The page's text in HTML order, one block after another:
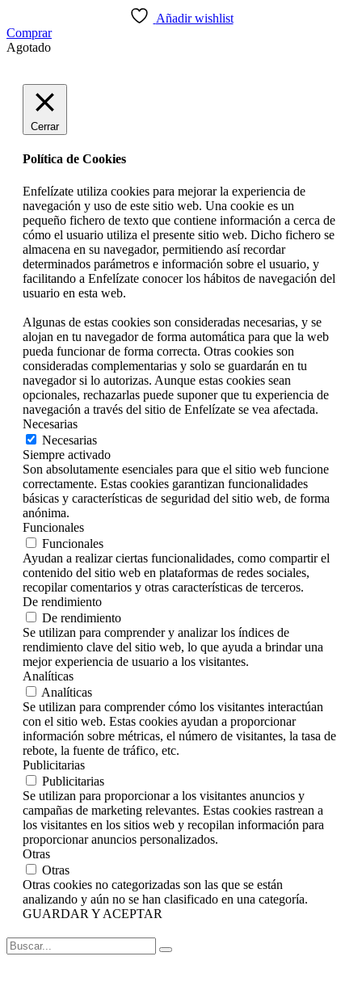
Añadir wishlist
Comprar
Agotado
Cerrar
Política de Cookies
Enfelízate utiliza cookies para mejorar la experiencia de
navegación y uso de este sitio web. Una cookie es un
pequeño fichero de texto que contiene información a cerca de
cómo el usuario utiliza el presente sitio web. Dicho fichero se
almacena en su navegador, permitiendo así recordar
determinados parámetros e información sobre el usuario, y
facilitando a Enfelízate conocer los hábitos de navegación del
usuario en esta web.
Algunas de estas cookies son consideradas necesarias, y se
alojan en tu navegador de forma automática para que la web
pueda funcionar de forma correcta. Otras cookies son
consideradas complementarias y solo se guardarán en tu
navegador si lo autorizas. Aunque estas cookies sean
opcionales, rechazarlas puede suponer que tu experiencia de
navegación a través del sitio de Enfelízate se vea afectada.
Necesarias
Necesarias
Siempre activado
Son absolutamente esenciales para que el sitio web funcione
correctamente. Estas cookies garantizan funcionalidades
básicas y características de seguridad del sitio web, de forma
anónima.
Funcionales
Funcionales
Ayudan a realizar ciertas funcionalidades, como compartir el
contenido del sitio web en plataformas de redes sociales,
recopilar comentarios y otras características de terceros.
De rendimiento
De rendimiento
Se utilizan para comprender y analizar los índices de
rendimiento clave del sitio web, lo que ayuda a brindar una
mejor experiencia de usuario a los visitantes.
Analíticas
Analíticas
Se utilizan para comprender cómo los visitantes interactúan
con el sitio web. Estas cookies ayudan a proporcionar
información sobre métricas, el número de visitantes, la tasa de
rebote, la fuente de tráfico, etc.
Publicitarias
Publicitarias
Se utilizan para proporcionar a los visitantes anuncios y
campañas de marketing relevantes. Estas cookies rastrean a
los visitantes en los sitios web y recopilan información para
proporcionar anuncios personalizados.
Otras
Otras
Otras cookies no categorizadas son las que se están
analizando y aún no se han clasificado en una categoría.
GUARDAR Y ACEPTAR